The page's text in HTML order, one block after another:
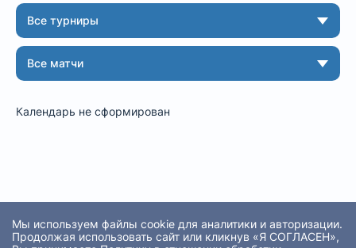
Все турниры
Все матчи
Календарь не сформирован
Мы используем файлы cookie для аналитики и авторизации.
Продолжая использовать сайт или кликнув «Я СОГЛАСЕН»,